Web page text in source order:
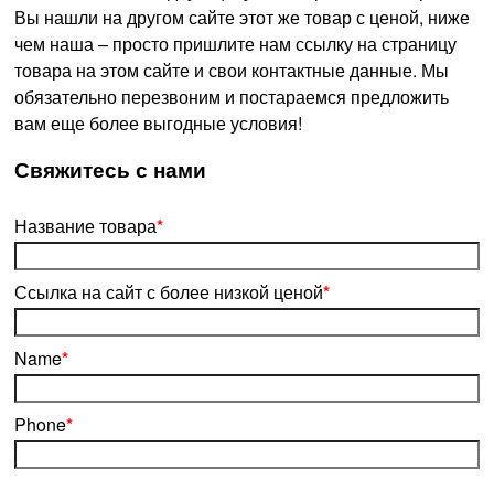
Вы нашли на другом сайте этот же товар с ценой, ниже
чем наша – просто пришлите нам ссылку на страницу
товара на этом сайте и свои контактные данные. Мы
обязательно перезвоним и постараемся предложить
вам еще более выгодные условия!
­Свяжитесь с нами
Название товара*
Ссылка на сайт с более низкой ценой*
Name*
Phone*